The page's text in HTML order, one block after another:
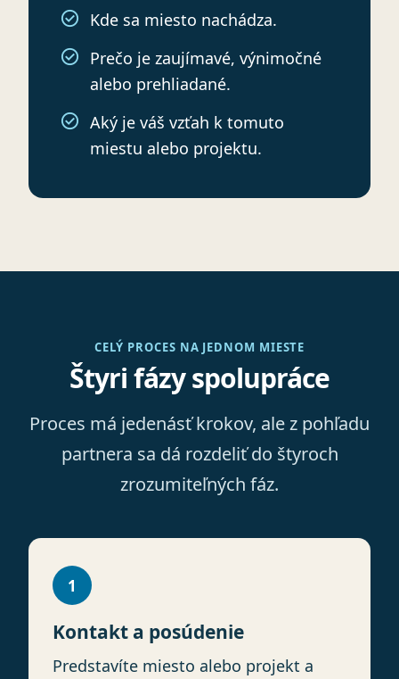
Kde sa miesto nachádza.
Prečo je zaujímavé, výnimočné
alebo prehliadané.
Aký je váš vzťah k tomuto
miestu alebo projektu.
CELÝ PROCES NA JEDNOM MIESTE
Štyri fázy spolupráce
Proces má jedenásť krokov, ale z pohľadu
partnera sa dá rozdeliť do štyroch
zrozumiteľných fáz.
1
Kontakt a posúdenie
Predstavíte miesto alebo projekt a